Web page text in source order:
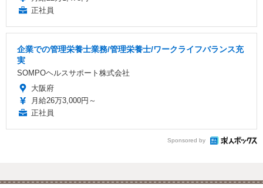
正社員
企業での管理栄養士業務/管理栄養士/ワークライフバランス充
実
SOMPOヘルスサポート株式会社
大阪府
月給26万3,000円～
正社員
Sponsored by